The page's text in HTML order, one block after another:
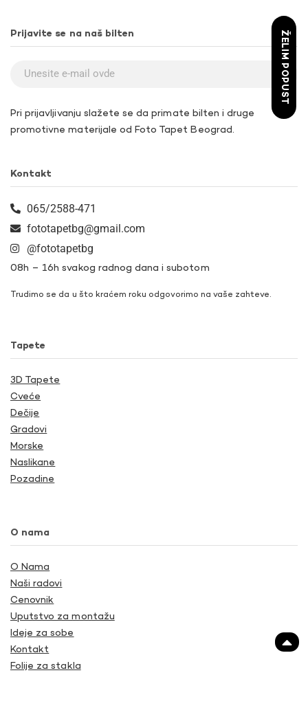
Prijavite se na naš bilten
Pri prijavljivanju slažete se da primate bilten i druge
promotivne materijale od Foto Tapet Beograd.
Kontakt
065/2588-471
fototapetbg@gmail.com
@fototapetbg
08h – 16h svakog radnog dana i subotom
Trudimo se da u što kraćem roku odgovorimo na vaše zahteve.
Tapete
3D Tapete
Cveće
Dečije
Gradovi
Morske
Naslikane
Pozadine
O nama
O Nama
Naši radovi
Cenovnik
Uputstvo za montažu
Ideje za sobe
Kontakt
Folije za stakla
ŽELIM POPUST